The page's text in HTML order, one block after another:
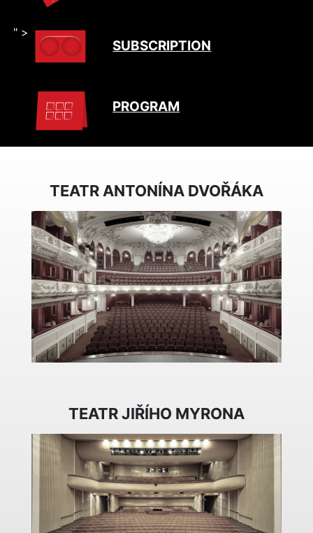
" >
SUBSCRIPTION
PROGRAM
TEATR ANTONÍNA DVOŘÁKA
TEATR JIŘÍHO MYRONA